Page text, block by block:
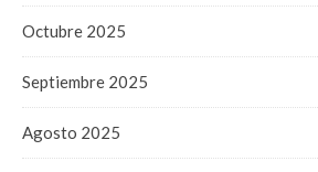
Octubre 2025
Septiembre 2025
Agosto 2025